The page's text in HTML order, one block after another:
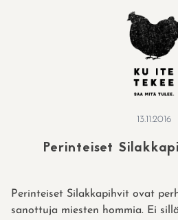
13.11.2016
Perinteiset
Perinteiset Silakkapihvit ovat
sanottuja miesten hommia. Ei